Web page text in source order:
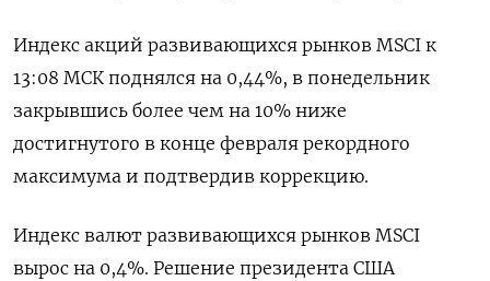
Индекс акций развивающихся рынков MSCI к
13:08 МСК поднялся на 0,44%, в понедельник ​
закрывшись более чем на ​10% ниже
достигнутого в ​конце февраля ⁠рекордного
максимума и подтвердив коррекцию.
Индекс валют развивающихся рынков ‌MSCI
вырос на 0,4%. Решение президента США